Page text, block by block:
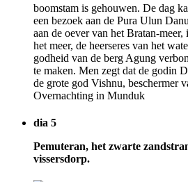
boomstam is gehouwen. De dag
een bezoek aan de Pura Ulun
aan de oever van het Bratan-
het meer, de heerseres van het
godheid van de berg Agung
te maken. Men zegt dat de godin
de grote god Vishnu, beschermer
Overnachting in Munduk
dia 5
Pemuteran, het zwarte
vissersdorp.